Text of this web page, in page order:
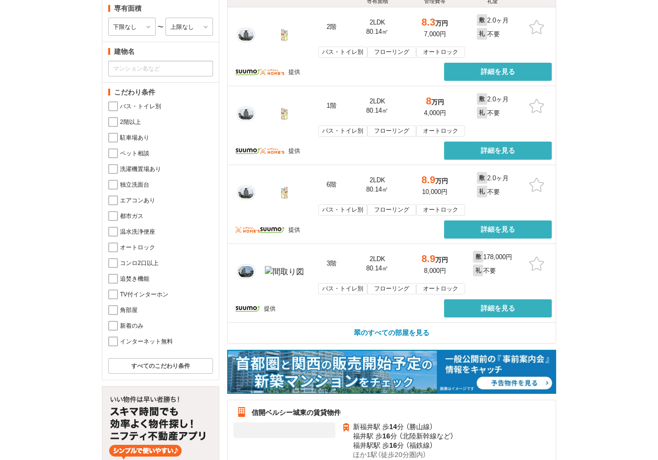
専有面積
〜
建物名
こだわり条件
バス・トイレ別
2階以上
駐車場あり
ペット相談
洗濯機置場あり
独立洗面台
エアコンあり
都市ガス
温水洗浄便座
オートロック
コンロ2口以上
追焚き機能
TV付インターホン
角部屋
新着のみ
インターネット無料
すべてのこだわり条件
2階
2LDK
80.14㎡
8.3万円
7,000円
敷 2.0ヶ月
礼 不要
バス・トイレ別 フローリング オートロック
提供 詳細を見る
1階
2LDK
80.14㎡
8万円
4,000円
敷 2.0ヶ月
礼 不要
バス・トイレ別 フローリング オートロック
提供 詳細を見る
6階
2LDK
80.14㎡
8.9万円
10,000円
敷 2.0ヶ月
礼 不要
バス・トイレ別 フローリング オートロック
提供 詳細を見る
3階
2LDK
80.14㎡
8.9万円
8,000円
敷 178,000円
礼 不要
バス・トイレ別 フローリング オートロック
提供 詳細を見る
翠のすべての部屋を見る
信開ベルシー城東の賃貸物件
新福井駅 歩14分 （勝山線）
福井駅 歩16分 （北陸新幹線など）
福井駅駅 歩16分 （福鉄線）
ほか1駅（徒歩20分圏内）